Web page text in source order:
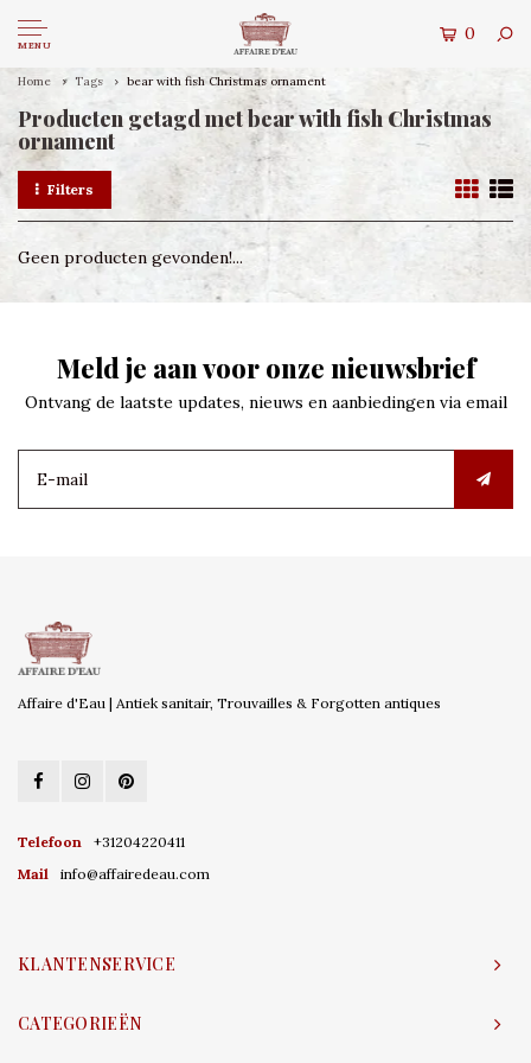
MENU
0
Home Tags bear with fish Christmas ornament
Producten getagd met bear with fish Christmas
ornament
Filters
Geen producten gevonden!...
Meld je aan voor onze nieuwsbrief
Ontvang de laatste updates, nieuws en aanbiedingen via email
Affaire d'Eau | Antiek sanitair, Trouvailles & Forgotten antiques
Telefoon
+31204220411
Mail
info@affairedeau.com
KLANTENSERVICE
CATEGORIEËN